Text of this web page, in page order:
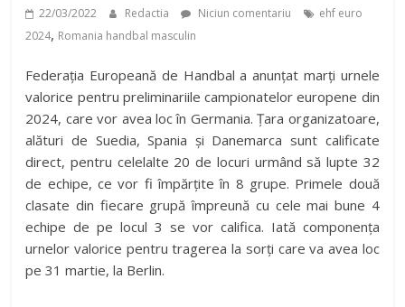
22/03/2022 Redactia Niciun comentariu
ehf euro
2024, Romania handbal masculin
Federația Europeană de Handbal a anunțat marți urnele
valorice pentru preliminariile campionatelor europene din
2024, care vor avea loc în Germania. Țara organizatoare,
alături de Suedia, Spania și Danemarca sunt calificate
direct, pentru celelalte 20 de locuri urmând să lupte 32
de echipe, ce vor fi împărțite în 8 grupe. Primele două
clasate din fiecare grupă împreună cu cele mai bune 4
echipe de pe locul 3 se vor califica. Iată componența
urnelor valorice pentru tragerea la sorți care va avea loc
pe 31 martie, la Berlin.